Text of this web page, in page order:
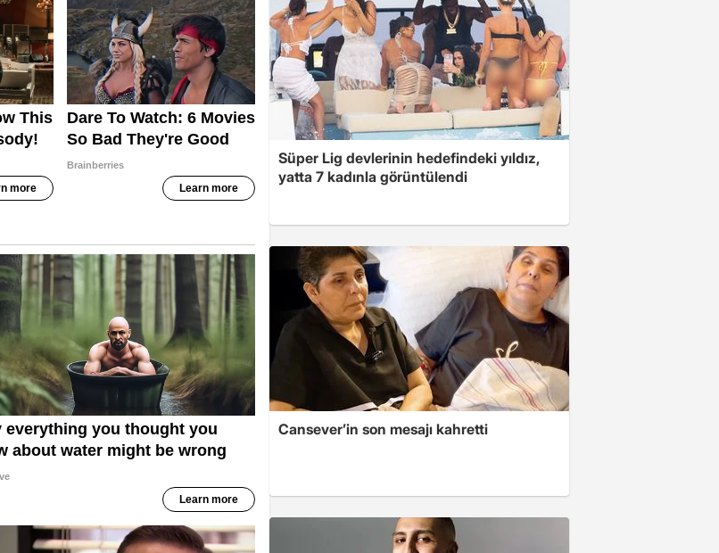
Süper Lig devlerinin hedefindeki yıldız,
yatta 7 kadınla görüntülendi
Cansever’in son mesajı kahretti